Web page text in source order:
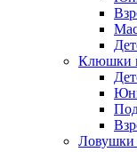
Клюшки
Ловушки